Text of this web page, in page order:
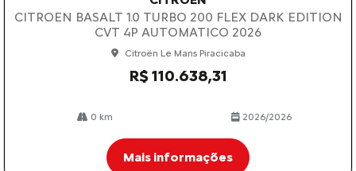
CITROEN BASALT 1.0 TURBO 200 FLEX DARK EDITION
CVT 4P AUTOMATICO 2026
Citroën Le Mans Piracicaba
R$ 110.638,31
0 km 2026/2026
Mais informações